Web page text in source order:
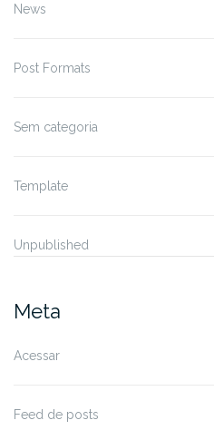
News
Post Formats
Sem categoria
Template
Unpublished
Meta
Acessar
Feed de posts